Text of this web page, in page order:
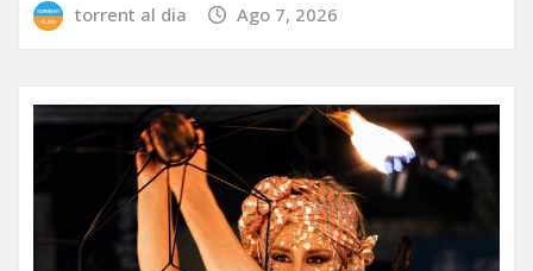
torrent al dia Ago 7, 2026